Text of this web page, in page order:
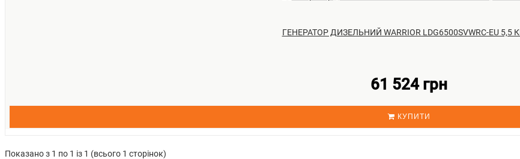
ГЕНЕРАТОР ДИЗЕЛЬНИЙ WARRIOR LDG6500SVWRC-EU 5,5
61 524 грн
КУПИТИ
Показано з 1 по 1 із 1 (всього 1 сторінок)